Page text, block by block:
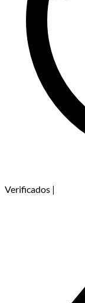
Verificados |